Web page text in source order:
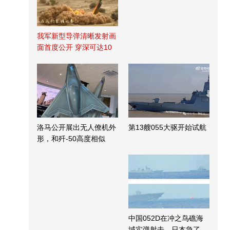
我军新型导弹清晰发射画
面首度公开 穿深可达10
洛马公开展出无人僚机外
形，和歼-50高度相似
第13艘055大驱开始试航
中国052D在冲之鸟礁海